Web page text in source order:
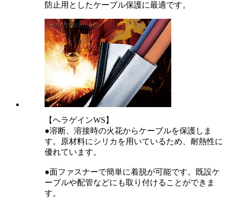
防止用としたケーブル保護に最適です。
【ヘラゲインWS】
●溶断、溶接時の火花からケーブルを保護しま
す。原材料にシリカを用いているため、耐熱性に
優れています。
●面ファスナーで簡単に着脱が可能です。既設ケ
ーブルや配管などにも取り付けることができま
す。